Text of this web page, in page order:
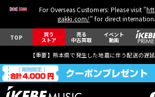
For Overseas Customers: Please visit "
gakki.com/" for direct
TOP 買う
ストア
売る
中古買取
イベント
動画
【重要】熊本県で発生した地震に伴う配送の遅